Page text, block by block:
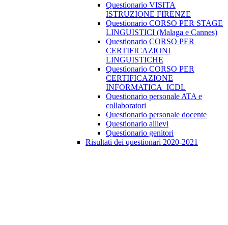
Questionario VISITA
ISTRUZIONE FIRENZE
Questionario CORSO PER STAGE
LINGUISTICI (Malaga e Cannes)
Questionario CORSO PER
CERTIFICAZIONI
LINGUISTICHE
Questionario CORSO PER
CERTIFICAZIONE
INFORMATICA_ICDL
Questionario personale ATA e
collaboratori
Questionario personale docente
Questionario allievi
Questionario genitori
Risultati dei questionari 2020-2021